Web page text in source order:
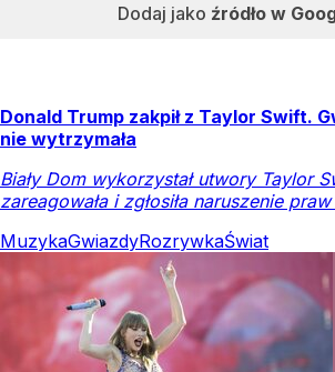
Dodaj jako źródło w
Donald Trump zakpił z Taylor Swift.
nie wytrzymała
Biały Dom wykorzystał utwory Taylor
zareagowała i zgłosiła naruszenie
MuzykaGwiazdyRozrywkaŚwiat